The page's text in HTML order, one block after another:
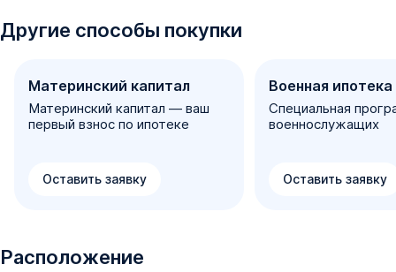
Другие способы покупки
Материнский капитал
Материнский капитал — ваш
первый взнос по ипотеке
Оставить заявку
Военная ипотека
Специальная
военнослужащих
Оставить заявку
Расположение